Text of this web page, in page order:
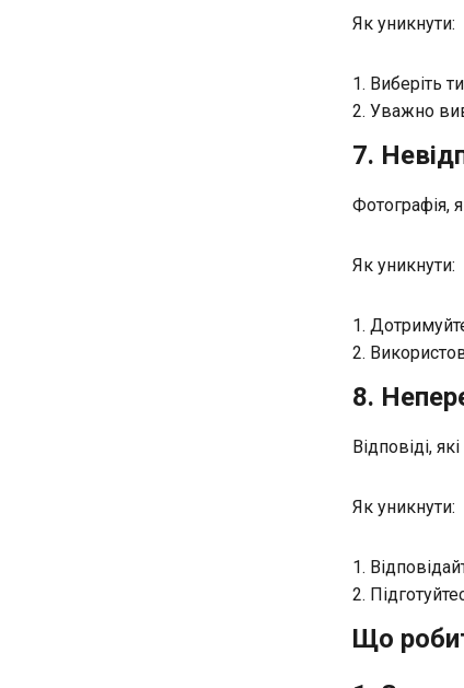
Як уникнути:
Виберіть
Уважно
7.
Фотографія,
Як уникнути:
8.
Відповіді,
Як уникнути:
Що